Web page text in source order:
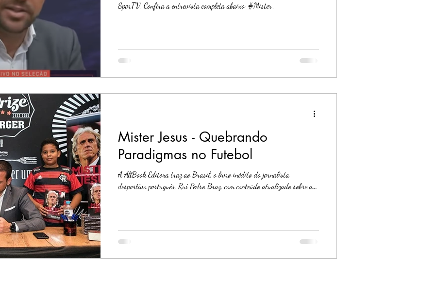
SporTV. Confira a entrevista completa abaixo: #Mister...
Mister Jesus - Quebrando
Paradigmas no Futebol
A AllBook Editora traz ao Brasil, o livro inédito do jornalista
desportivo português, Rui Pedro Braz, com conteúdo atualizado sobre a...